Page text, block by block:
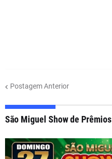
Postagem Anterior
São Miguel Show de Prêmios